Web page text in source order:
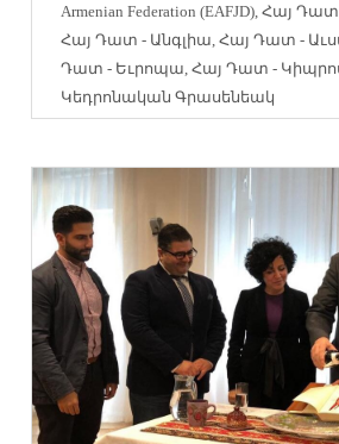
Armenian Federation (EAFJD) ,Հայ Դատ
Հայ Դատ - Անգլիա ,Հայ Դատ -
Դատ - Եւրոպա ,Հայ Դատ -
Կեդրոնական Գրասենեակ